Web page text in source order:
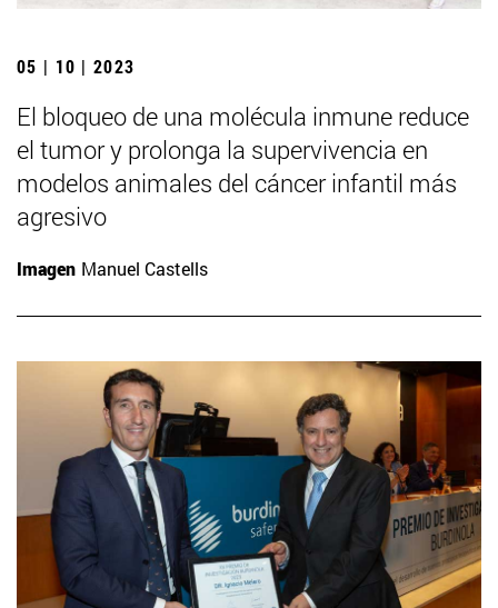
05 | 10 | 2023
El bloqueo de una molécula inmune reduce
el tumor y prolonga la supervivencia en
modelos animales del cáncer infantil más
agresivo
Imagen Manuel Castells